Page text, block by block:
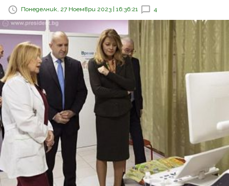
Понеделник, 27 Ноември 2023 | 16:36:21 4